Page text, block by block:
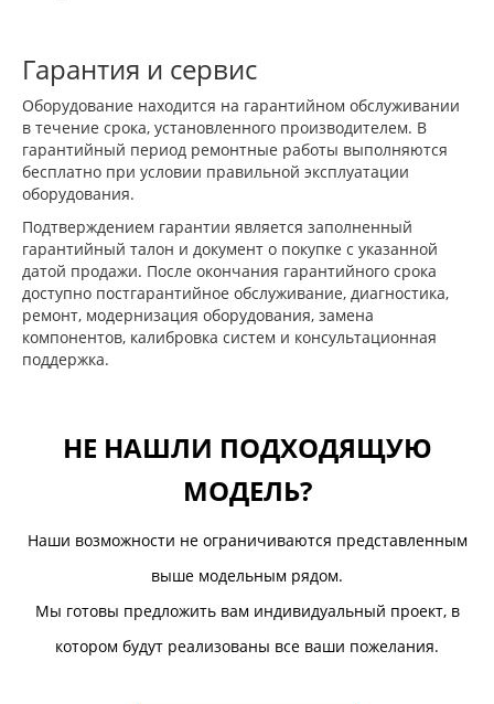
Гарантия и сервис
Оборудование находится на гарантийном обслуживании
в течение срока, установленного производителем. В
гарантийный период ремонтные работы выполняются
бесплатно при условии правильной эксплуатации
оборудования.
Подтверждением гарантии является заполненный
гарантийный талон и документ о покупке с указанной
датой продажи. После окончания гарантийного срока
доступно постгарантийное обслуживание, диагностика,
ремонт, модернизация оборудования, замена
компонентов, калибровка систем и консультационная
поддержка.
НЕ НАШЛИ ПОДХОДЯЩУЮ
МОДЕЛЬ?
Наши возможности не ограничиваются представленным
выше модельным рядом.
Мы готовы предложить вам индивидуальный проект, в
котором будут реализованы все ваши пожелания.